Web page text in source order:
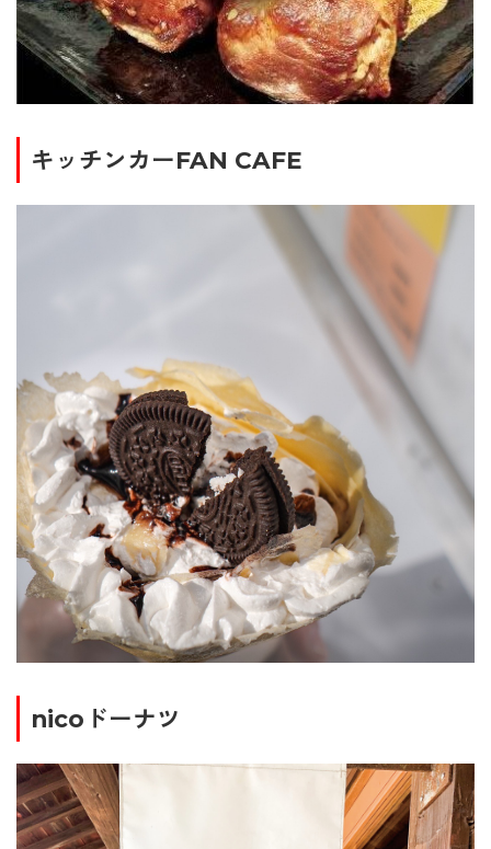
キッチンカーFAN CAFE
nicoドーナツ